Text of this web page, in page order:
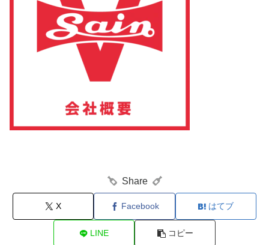
Share
X Facebook はてブ
LINE コピー